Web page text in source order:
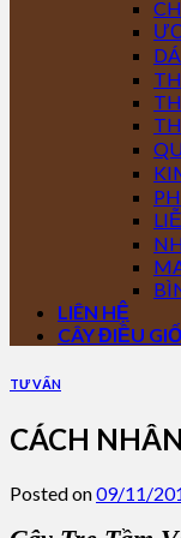
LIÊN HỆ
CÂY ĐIỀU
TƯ VẤN
CÁCH
Posted on09/11/